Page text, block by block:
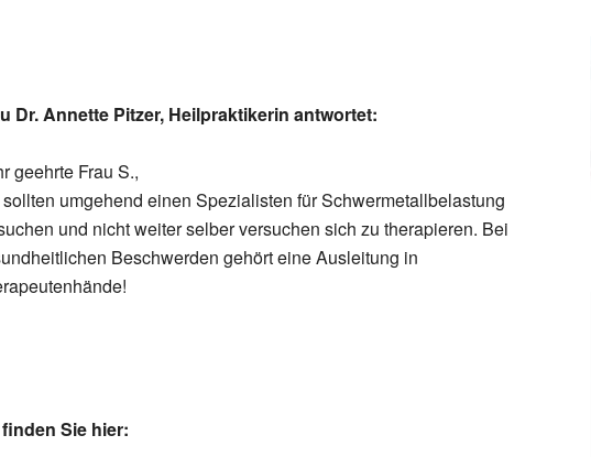
Dr. Annette Pitzer, Heilpraktikerin antwortet:
geehrte Frau S.,
umgehend einen Spezialisten für Schwermetallbelastung
und nicht weiter selber versuchen sich zu therapieren. Bei
Beschwerden gehört eine Ausleitung in
Sie hier: